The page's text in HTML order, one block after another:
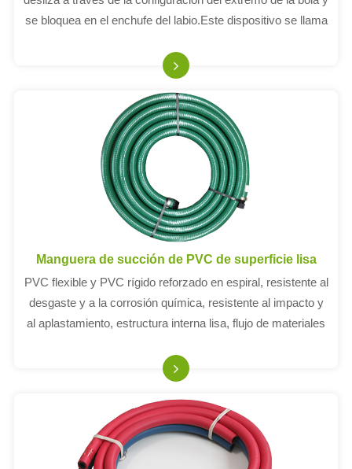
se bloquea en el enchufe del labio.Este dispositivo se llama
Manguera de succión de PVC de superficie lisa
PVC flexible y PVC rígido reforzado en espiral, resistente al
desgaste y a la corrosión química, resistente al impacto y
al aplastamiento, estructura interna lisa, flujo de materiales